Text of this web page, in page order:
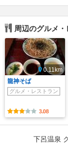
周辺のグルメ
0.11km
龍神そば
グルメ・レストラン
3.08
下呂温泉